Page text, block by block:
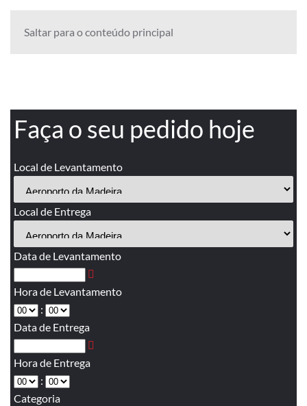
Saltar para o conteúdo principal
Faça o seu pedido hoje
Local de Levantamento
Local de Entrega
Data de Levantamento
Hora de Levantamento
:
Data de Entrega
Hora de Entrega
:
Categoria